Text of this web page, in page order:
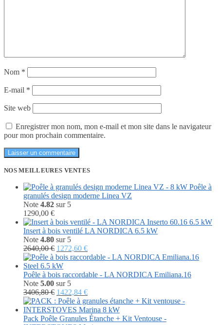
Nom *
E-mail *
Site web
Enregistrer mon nom, mon e-mail et mon site dans le navigateur
pour mon prochain commentaire.
NOS MEILLEURES VENTES
Poêle à
granulés design moderne Linea VZ
Note 4.82 sur 5
1290,00 €
Insert à bois ventilé LA NORDICA 6.5 kW
Note 4.80 sur 5
2640,00€ Le
prix
initial
était :
2640,00 €.
1272,60 €Le
prix
est :
Poêle à bois raccordable - LA NORDICA Emiliana.16
Note 5.00 sur 5
3406,80€ Le
prix
initial
était :
1422,84 €Le
prix
actuel
est :
Pack Poêle Granules Étanche + Kit Ventouse -